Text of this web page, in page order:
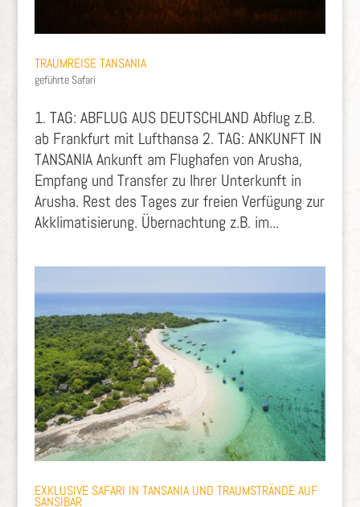
TRAUMREISE TANSANIA
geführte Safari
1. TAG: ABFLUG AUS DEUTSCHLAND Abflug z.B.
ab Frankfurt mit Lufthansa 2. TAG: ANKUNFT IN
TANSANIA Ankunft am Flughafen von Arusha,
Empfang und Transfer zu Ihrer Unterkunft in
Arusha. Rest des Tages zur freien Verfügung zur
Akklimatisierung. Übernachtung z.B. im...
EXKLUSIVE SAFARI IN TANSANIA UND TRAUMSTRÄNDE AUF
SANSIBAR